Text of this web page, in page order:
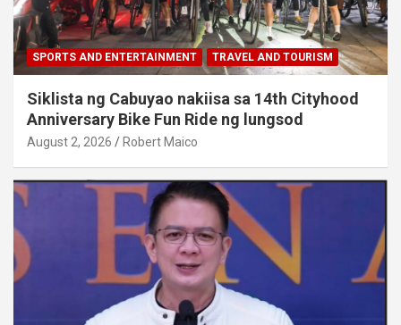
SPORTS AND ENTERTAINMENT TRAVEL AND TOURISM
Siklista ng Cabuyao nakiisa sa 14th Cityhood
Anniversary Bike Fun Ride ng lungsod
August 2, 2026 Robert Maico